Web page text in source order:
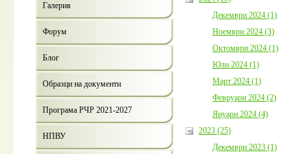
Галерия
Форум
Блог
Образци на документи
Програма РЧР 2021-2027
НПВУ
Декември 2024 (1)
Ноември 2024 (3)
Октомври 2024 (1)
Юли 2024 (1)
Март 2024 (1)
Февруари 2024 (2)
Януари 2024 (4)
2023 (25)
Декември 2023 (1)